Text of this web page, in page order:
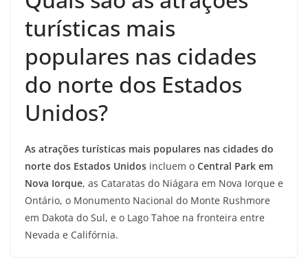
turísticas mais
populares nas cidades
do norte dos Estados
Unidos?
As atrações turísticas mais populares nas cidades do
norte dos Estados Unidos incluem o Central Park em
Nova Iorque, as Cataratas do Niágara em Nova Iorque e
Ontário, o Monumento Nacional do Monte Rushmore
em Dakota do Sul, e o Lago Tahoe na fronteira entre
Nevada e Califórnia.